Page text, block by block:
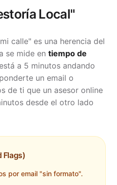
Local"
calle" es una herencia del
se mide en tiempo de
a 5 minutos andando
un email o
de ti que un asesor online
desde el otro lado
Flags)
por email "sin formato".